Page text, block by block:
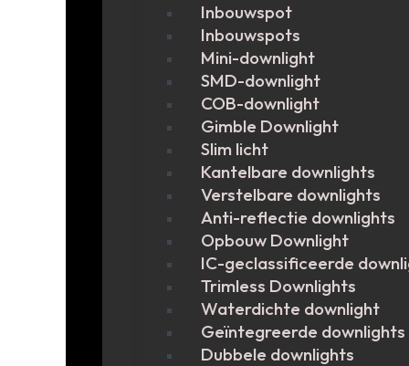
Inbouwspot
Inbouwspots
Mini-downlight
SMD-downlight
COB-downlight
Gimble Downlight
Slim licht
Kantelbare downlights
Verstelbare downlights
Anti-reflectie downlights
Opbouw Downlight
IC-geclassificeerde
Trimless Downlights
Waterdichte downlight
Geïntegreerde downlights
Dubbele downlights